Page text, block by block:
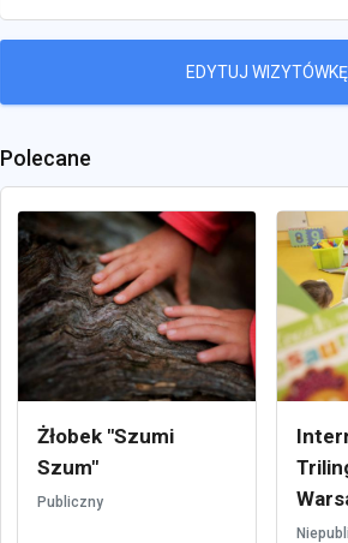
EDYTUJ WIZYTÓWKĘ
Polecane
Żłobek "Szumi
Szum"
Publiczny